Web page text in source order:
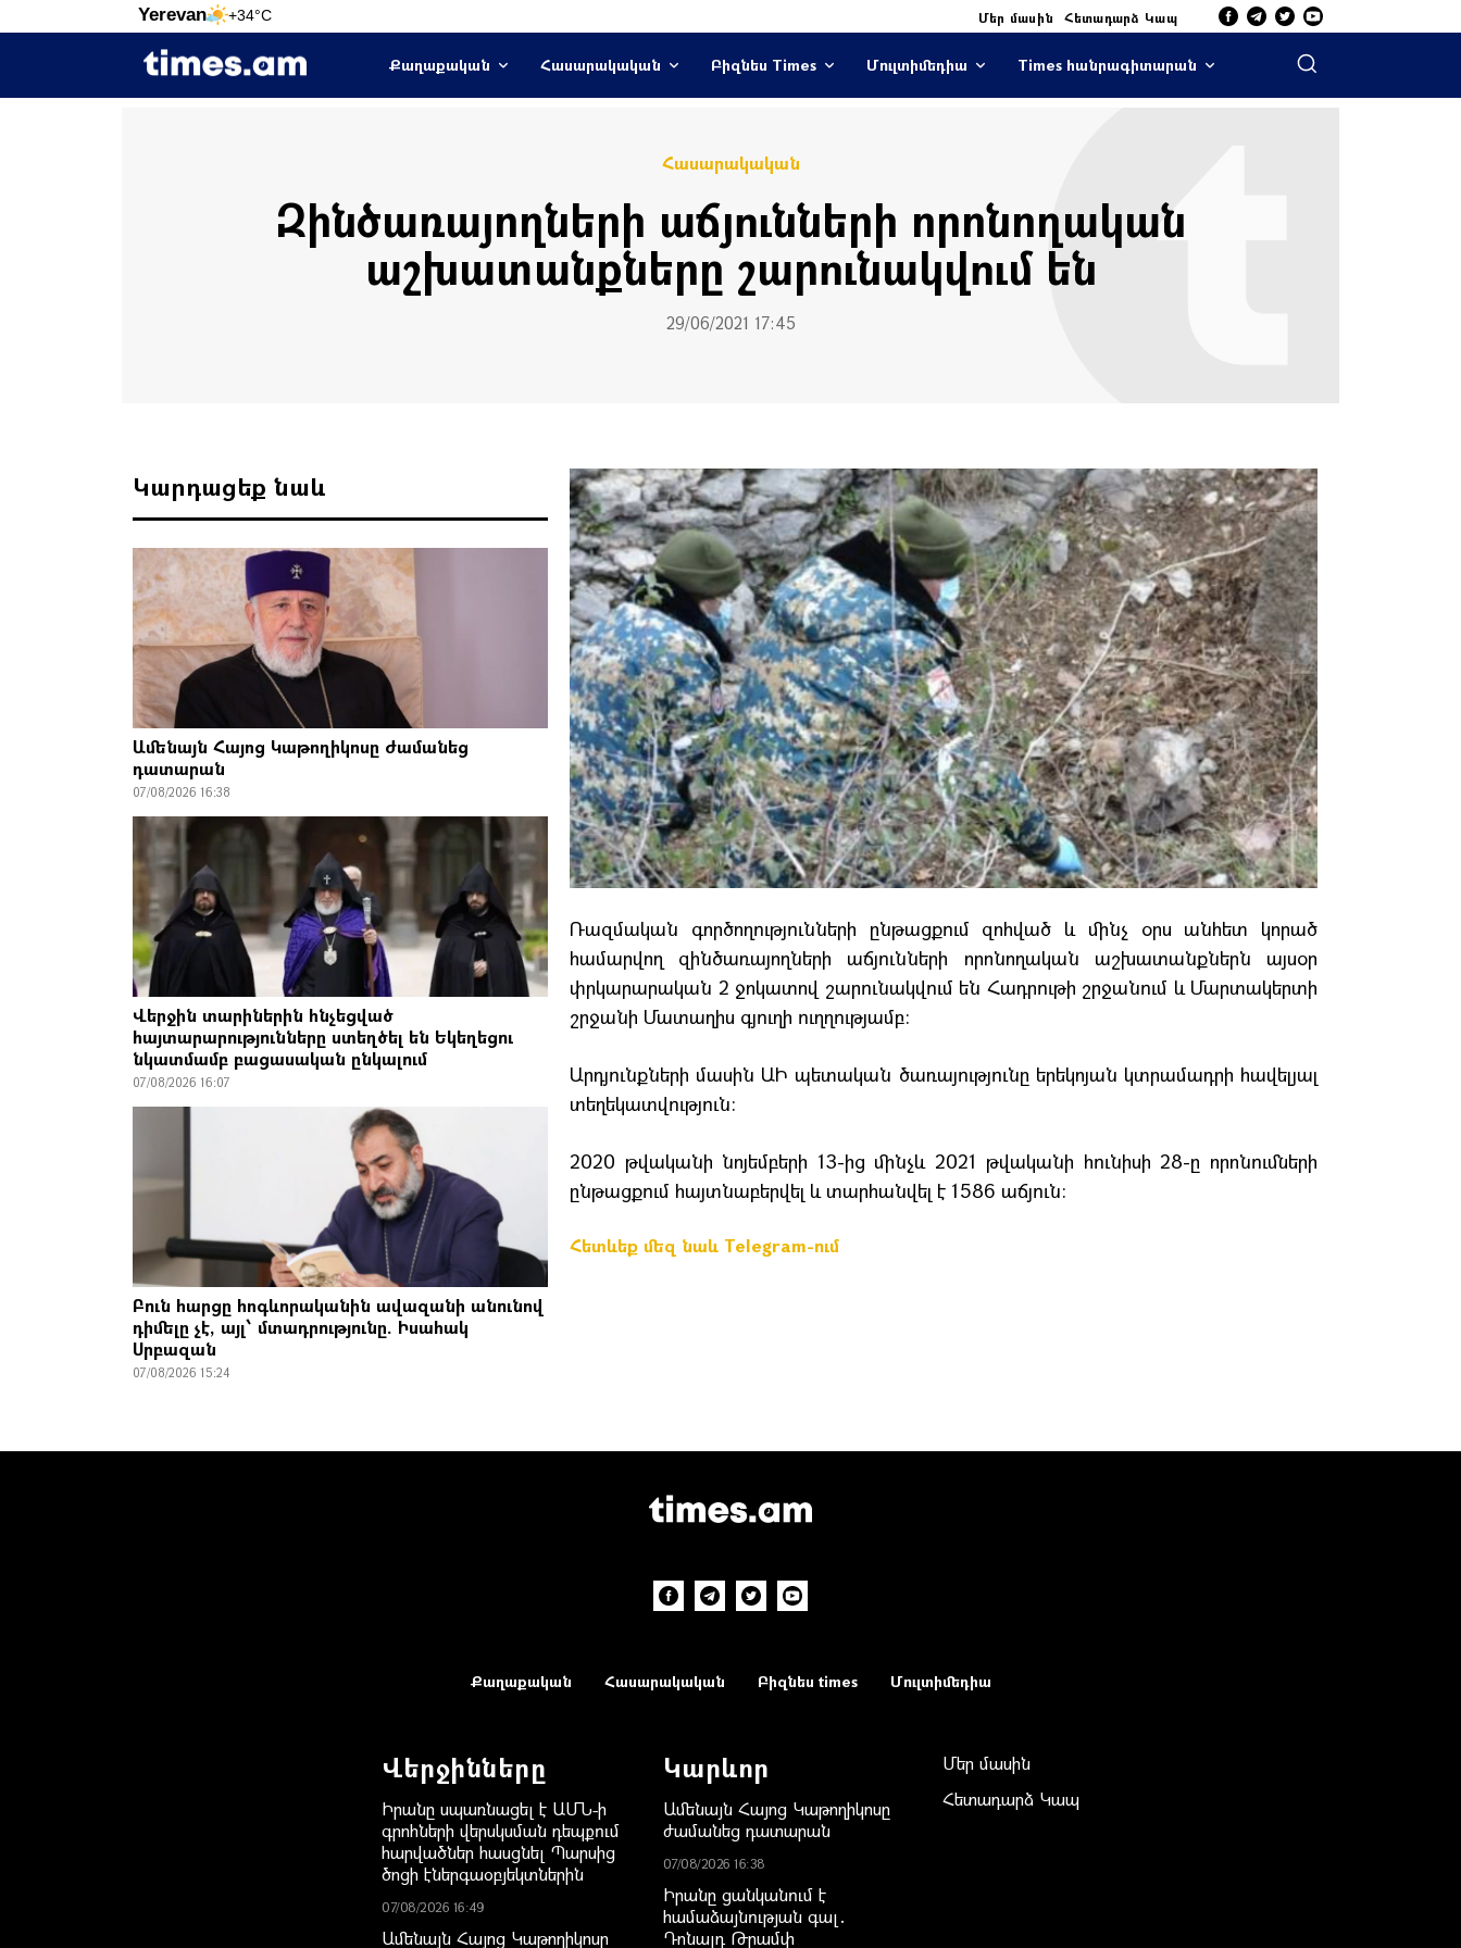
Yerevan +34°C Մեր մասին Հետադարձ Կապ
Քաղաքական Հասարակական Բիզնես Times Մուլտիմեդիա Times հանրագիտարան
Հասարակական
Զինծառայողների աճյունների որոնողական
աշխատանքները շարունակվում են
29/06/2021 17:45
Կարդացեք նաև
Ամենայն Հայոց Կաթողիկոսը ժամանեց
դատարան
07/08/2026 16:38
Վերջին տարիներին հնչեցված
հայտարարությունները ստեղծել են Եկեղեցու
նկատմամբ բացասական ընկալում
07/08/2026 16:07
Բուն հարցը հոգևորականին ավազանի անունով
դիմելը չէ, այլ՝ մտադրությունը. Իսահակ
Սրբազան
07/08/2026 15:24
Ռազմական գործողությունների ընթացքում զոհված և մինչ օրս անհետ կորած
համարվող զինծառայողների աճյունների որոնողական աշխատանքներն այսօր
փրկարարական 2 ջոկատով շարունակվում են Հադրութի շրջանում և Մարտակերտի
շրջանի Մատաղիս գյուղի ուղղությամբ:
Արդյունքների մասին ԱԻ պետական ծառայությունը երեկոյան կտրամադրի հավելյալ
տեղեկատվություն:
2020 թվականի նոյեմբերի 13-ից մինչև 2021 թվականի հունիսի 28-ը որոնումների
ընթացքում հայտնաբերվել և տարհանվել է 1586 աճյուն:
Հետևեք մեզ նաև Telegram-ում
Քաղաքական Հասարակական Բիզնես times Մուլտիմեդիա
Վերջինները
Իրանը սպառնացել է ԱՄՆ-ի
գրոհների վերսկսման դեպքում
հարվածներ հասցնել Պարսից
ծոցի էներգաօբյեկտներին
07/08/2026 16:49
Ամենայն Հայոց Կաթողիկոսը
Կարևոր
Ամենայն Հայոց Կաթողիկոսը
ժամանեց դատարան
07/08/2026 16:38
Իրանը ցանկանում է
համաձայնության գալ․
Դոնալդ Թրամփ
Մեր մասին
Հետադարձ Կապ